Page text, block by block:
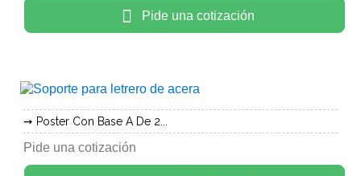
Pide una cotización
Poster Con Base A De 2...
Pide una cotización